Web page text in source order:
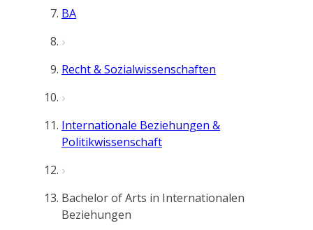
BA
Recht & Sozialwissenschaften
Internationale Beziehungen &
Politikwissenschaft
Bachelor of Arts in Internationalen
Beziehungen